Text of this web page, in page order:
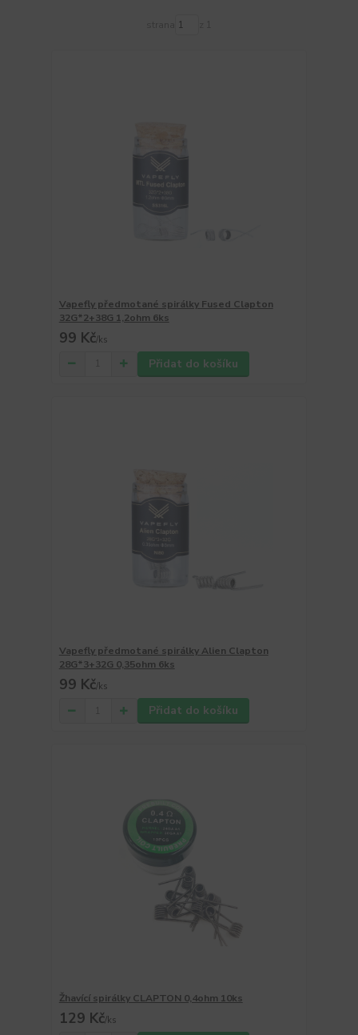
Vapefly předmotané spirálky Fused Clapton
32G*2+38G 1,2ohm 6ks
99 Kč/ks
Přidat do košíku
Vapefly předmotané spirálky Alien Clapton
28G*3+32G 0,35ohm 6ks
99 Kč/ks
Přidat do košíku
Žhavící spirálky CLAPTON 0,4ohm 10ks
129 Kč/ks